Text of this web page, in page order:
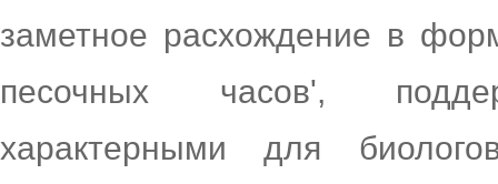
заметное расхождение в
песочных часов',
характерными для